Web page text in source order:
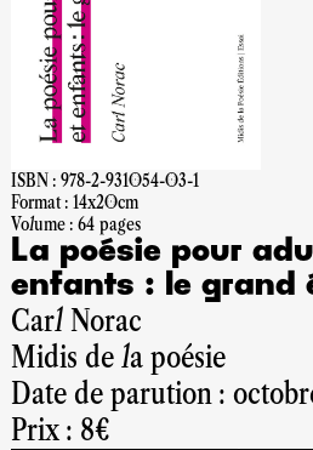
ISBN : 978-2-931054-03-1
Format : 14x20cm
Volume : 64 pages
La poésie pour
enfants : le grand
Carl Norac
Midis de la poésie
Date de parution :
Prix : 8€